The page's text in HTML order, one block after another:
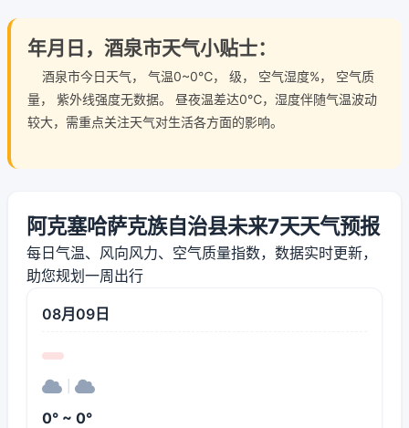
年月日，酒泉市天气小贴士：
酒泉市今日天气， 气温0~0℃， 级， 空气湿度%， 空气质
量， 紫外线强度无数据。 昼夜温差达0℃，湿度伴随气温波动
较大，需重点关注天气对生活各方面的影响。
阿克塞哈萨克族自治县未来7天天气预报
每日气温、风向风力、空气质量指数，数据实时更新，
助您规划一周出行
08月09日
0° ~ 0°